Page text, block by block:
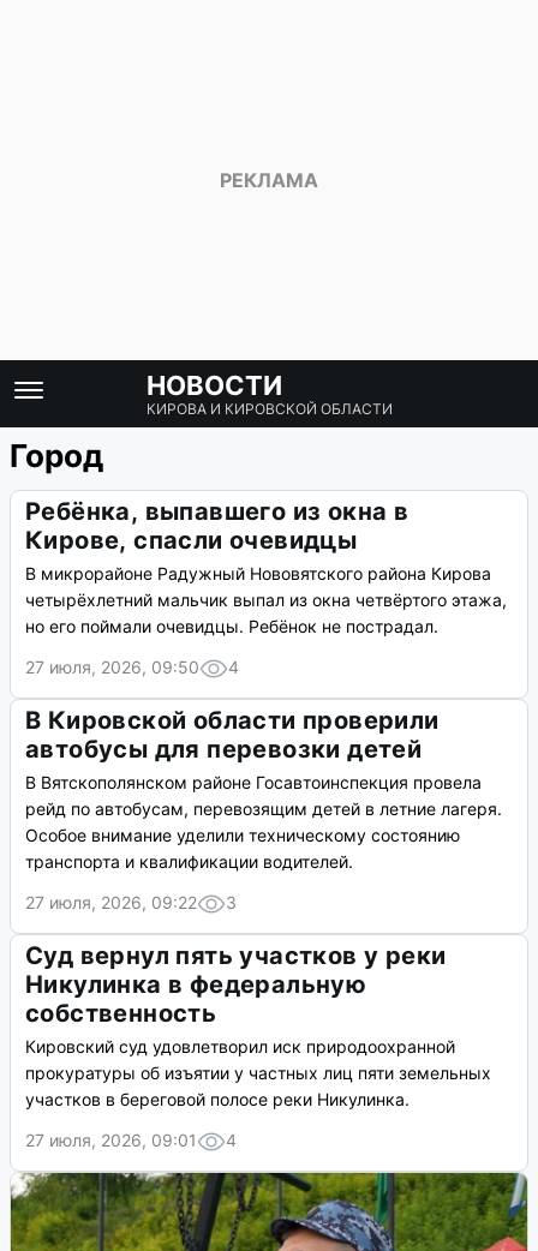
НОВОСТИ
КИРОВА И КИРОВСКОЙ ОБЛАСТИ
Город
Ребёнка, выпавшего из окна в
Кирове, спасли очевидцы
В микрорайоне Радужный Нововятского района Кирова
четырёхлетний мальчик выпал из окна четвёртого этажа,
но его поймали очевидцы. Ребёнок не пострадал.
27 июля, 2026, 09:50
4
В Кировской области проверили
автобусы для перевозки детей
В Вятскополянском районе Госавтоинспекция провела
рейд по автобусам, перевозящим детей в летние лагеря.
Особое внимание уделили техническому состоянию
транспорта и квалификации водителей.
27 июля, 2026, 09:22
3
Суд вернул пять участков у реки
Никулинка в федеральную
собственность
Кировский суд удовлетворил иск природоохранной
прокуратуры об изъятии у частных лиц пяти земельных
участков в береговой полосе реки Никулинка.
27 июля, 2026, 09:01
4